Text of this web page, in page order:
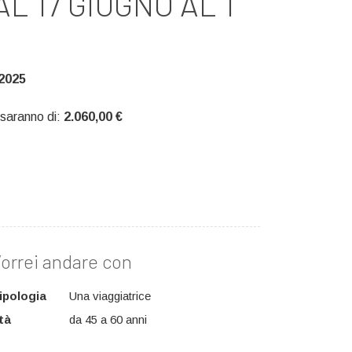
di: 2.060,00 €
andare con
Una viaggiatrice
da 45 a 60 anni